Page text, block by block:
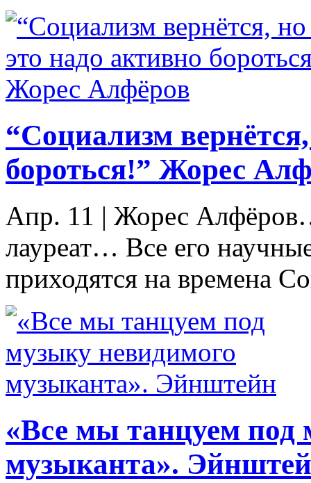
“Социализм
бороться!” Жорес
Апр. 11 | Жорес
лауреат… Все его
приходятся на времена
«Все мы танцуем под
музыканта».